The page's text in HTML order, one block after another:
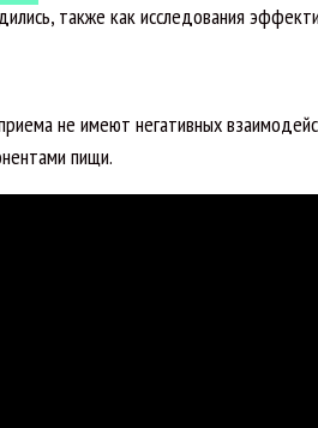
также как исследования
не имеют негативных
пищи.